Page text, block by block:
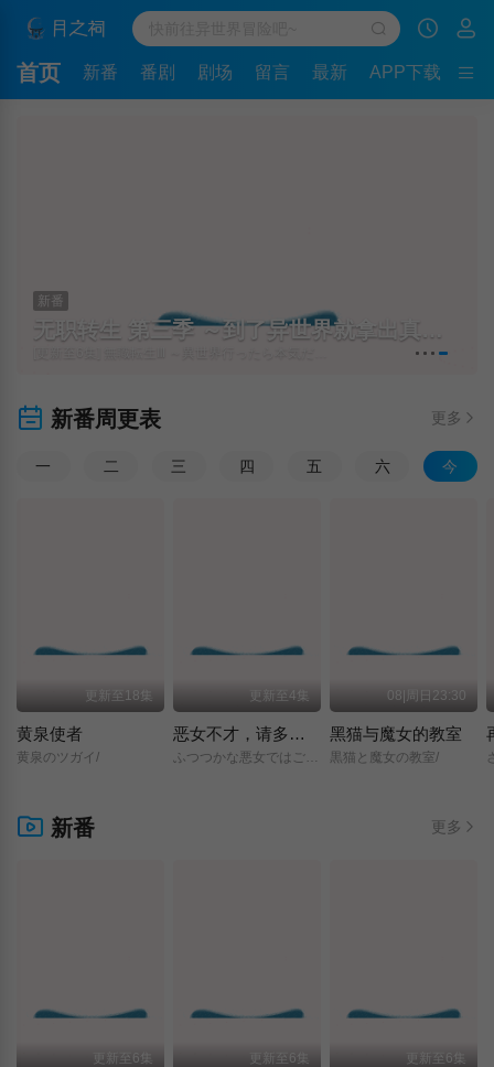
首页 新番 番剧 剧场 留言 最新 APP下载
新番
新番周更表 更多
一 二 三 四 五 六 今
更新至18集
黄泉使者
黄泉のツガイ/
更新至4集
恶女不才，请多关照 ～雏宫蝶鼠换身传～
ふつつかな悪女ではございますが/～雛宮蝶鼠とりかえ伝～/
08|周日23:30
黑猫与魔女的教室
黒猫と魔女の教室/
新番 更多
更新至6集 更新至6集 更新至6集